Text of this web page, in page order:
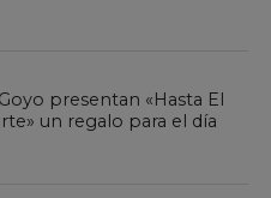
presentan «Hasta El
un regalo para el día